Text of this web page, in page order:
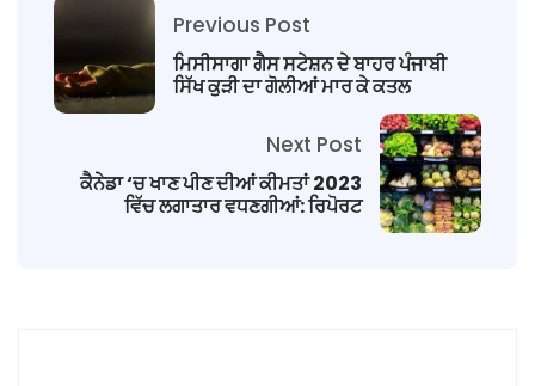
Previous Post
ਮਿਸੀਸਾਗਾ ਗੈਸ ਸਟੇਸ਼ਨ ਦੇ ਬਾਹਰ ਪੰਜਾਬੀ
ਸਿੱਖ ਕੁੜੀ ਦਾ ਗੋਲੀਆਂ ਮਾਰ ਕੇ ਕਤਲ
Next Post
ਕੈਨੇਡਾ ‘ਚ ਖਾਣ ਪੀਣ ਦੀਆਂ ਕੀਮਤਾਂ 2023
ਵਿੱਚ ਲਗਾਤਾਰ ਵਧਣਗੀਆਂ: ਰਿਪੋਰਟ